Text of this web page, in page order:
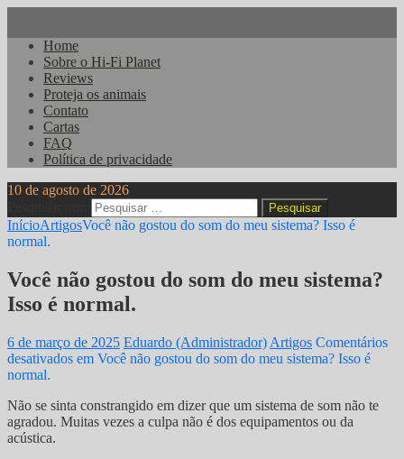
Home
Sobre o Hi-Fi Planet
Reviews
Proteja os animais
Contato
Cartas
FAQ
Política de privacidade
10 de agosto de 2026
InícioArtigosVocê não gostou do som do meu sistema? Isso é
normal.
Você não gostou do som do meu sistema?
Isso é normal.
6 de março de 2025 Eduardo (Administrador) Artigos Comentários
desativados em Você não gostou do som do meu sistema? Isso é
normal.
Não se sinta constrangido em dizer que um sistema de som não te
agradou. Muitas vezes a culpa não é dos equipamentos ou da
acústica.